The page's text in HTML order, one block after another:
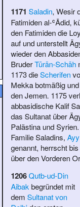
1171 Saladin, Wesir
Fatimidenal-ʿĀdid,
den Fatimiden die
auf und unterstellt
wieder den
BruderTūrān-Schāh
1173 dieScherifen
Mekka botmäßig
den Jemen. 1175
abbasidische Kalif
das Sultanat über
Palästina und
Familie Saladins,
genannt, herrscht
über den Vorderen
1206 Qutb-ud-Din
Aibak begründet mit
dem Sultanat von